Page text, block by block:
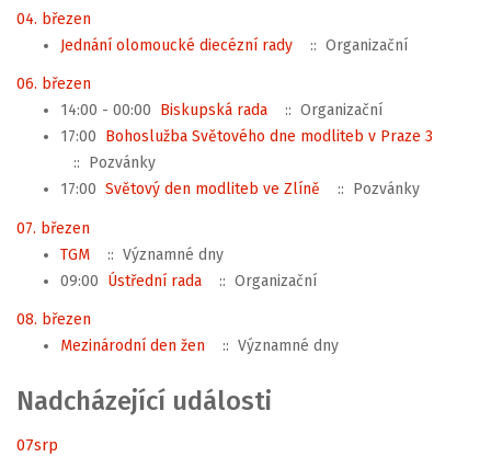
04. březen
Jednání olomoucké diecézní rady
:: Organizační
06. březen
14:00 - 00:00 Biskupská rada
:: Organizační
17:00 Bohoslužba Světového dne modliteb v Praze 3
:: Pozvánky
17:00 Světový den modliteb ve Zlíně :: Pozvánky
07. březen
TGM
:: Významné dny
09:00 Ústřední rada :: Organizační
08. březen
Mezinárodní den žen
:: Významné dny
Nadcházející události
07srp